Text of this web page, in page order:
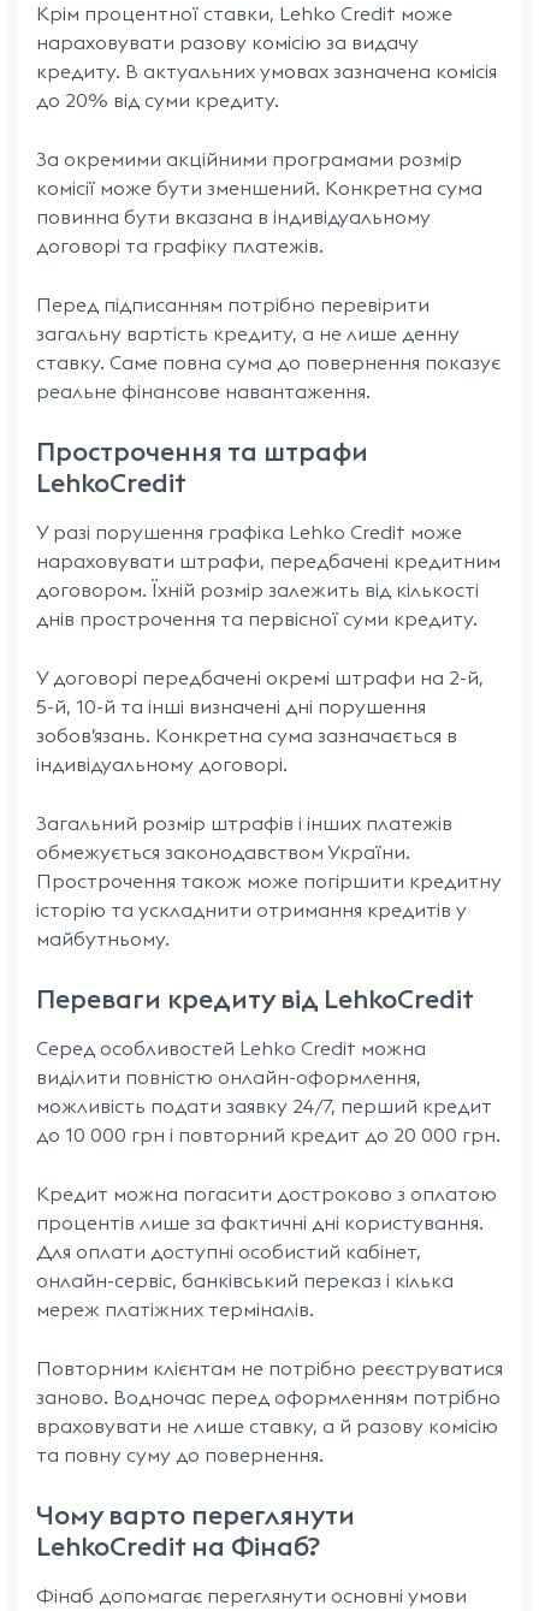
Крім процентної ставки, Lehko Credit може
нараховувати разову комісію за видачу
кредиту. В актуальних умовах зазначена комісія
до 20% від суми кредиту.
За окремими акційними програмами розмір
комісії може бути зменшений. Конкретна сума
повинна бути вказана в індивідуальному
договорі та графіку платежів.
Перед підписанням потрібно перевірити
загальну вартість кредиту, а не лише денну
ставку. Саме повна сума до повернення показує
реальне фінансове навантаження.
Прострочення та штрафи
LehkoCredit
У разі порушення графіка Lehko Credit може
нараховувати штрафи, передбачені кредитним
договором. Їхній розмір залежить від кількості
днів прострочення та первісної суми кредиту.
У договорі передбачені окремі штрафи на 2-й,
5-й, 10-й та інші визначені дні порушення
зобов’язань. Конкретна сума зазначається в
індивідуальному договорі.
Загальний розмір штрафів і інших платежів
обмежується законодавством України.
Прострочення також може погіршити кредитну
історію та ускладнити отримання кредитів у
майбутньому.
Переваги кредиту від LehkoCredit
Серед особливостей Lehko Credit можна
виділити повністю онлайн-оформлення,
можливість подати заявку 24/7, перший кредит
до 10 000 грн і повторний кредит до 20 000 грн.
Кредит можна погасити достроково з оплатою
процентів лише за фактичні дні користування.
Для оплати доступні особистий кабінет,
онлайн-сервіс, банківський переказ і кілька
мереж платіжних терміналів.
Повторним клієнтам не потрібно реєструватися
заново. Водночас перед оформленням потрібно
враховувати не лише ставку, а й разову комісію
та повну суму до повернення.
Чому варто переглянути
LehkoCredit на Фінаб?
Фінаб допомагає переглянути основні умови